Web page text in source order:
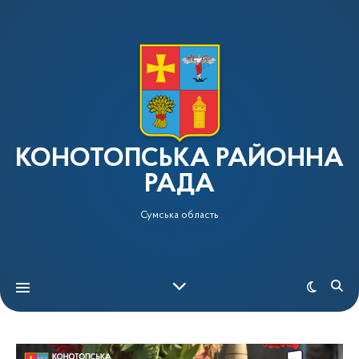
КОНОТОПСЬКА РАЙОННА
РАДА
Сумська область